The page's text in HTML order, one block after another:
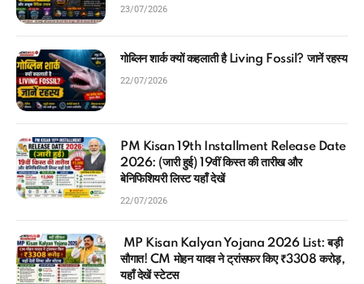
23/07/2026
गोब्लिन शार्क क्यों कहलाती है Living Fossil? जानें रहस्य
22/07/2026
PM Kisan 19th Installment Release Date
2026: (जारी हुई) 19वीं किस्त की तारीख और
बेनिफिशियरी लिस्ट यहाँ देखें
22/07/2026
MP Kisan Kalyan Yojana 2026 List: बड़ी
सौगात! CM मोहन यादव ने ट्रांसफर किए ₹3308 करोड़,
यहाँ देखें स्टेटस